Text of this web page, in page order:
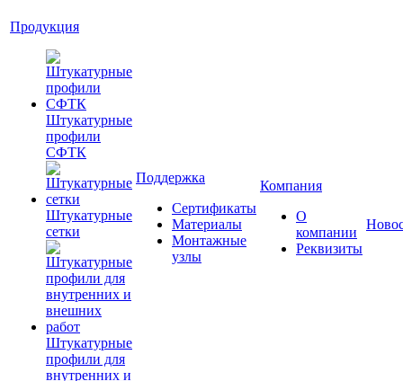
Продукция
Штукатурные
профили
СФТК
Штукатурные
сетки
Штукатурные
профили для
внутренних и
Поддержка
Сертификаты
Материалы
Монтажные
узлы
Компания
О
компании
Реквизиты